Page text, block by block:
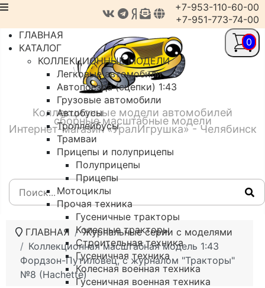
Коллекционные модели автомобилей
сборные масштабные модели
Интернет-магазин «УралИгрушка» - Челябинск
+7-953-110-60-00
+7-951-773-74-00
ГЛАВНАЯ
КАТАЛОГ
КОЛЛЕКЦИОННЫЕ МОДЕЛИ
Легковые автомобили
Автопоезда (сцепки) 1:43
Грузовые автомобили
Автобусы
Троллейбусы
Трамваи
Прицепы и полуприцепы
Полуприцепы
Прицепы
Мотоциклы
Прочая техника
Гусеничные тракторы
Колесные тракторы
Строительная техника
Гусеничная техника
Колесная военная техника
Гусеничная военная техника
ГЛАВНАЯ
Журнальные серии с моделями
Коллекционная масштабная модель 1:43
Фордзон-Путиловец, с журналом "Тракторы"
№8 (Hachette)
0